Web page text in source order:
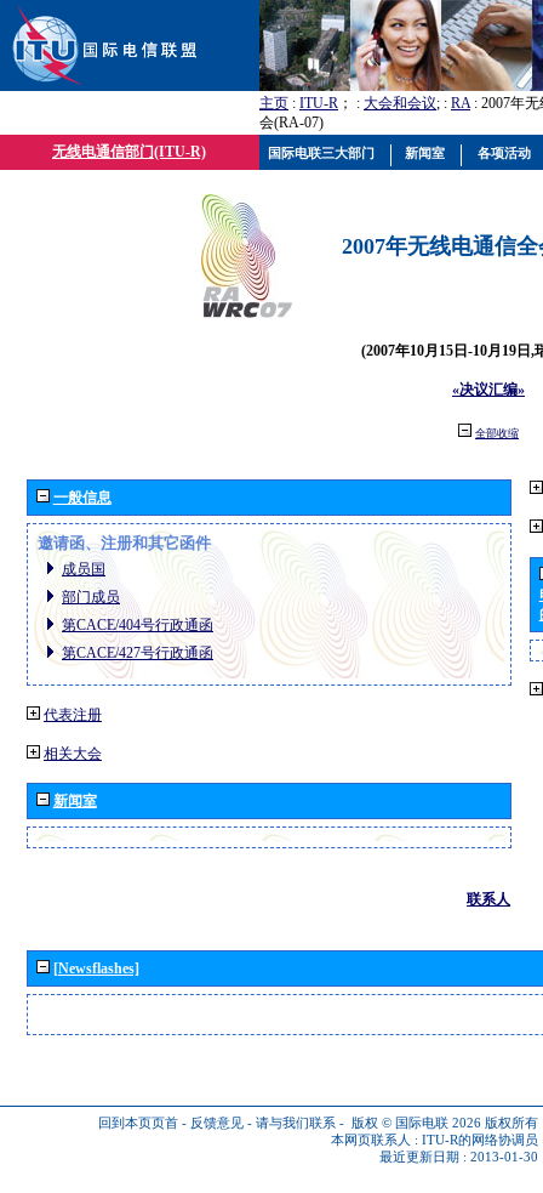
主页 : ITU-R ； : 大会和会议; : RA: 2007年
会(RA-07)
无线电通信部门(ITU-R)
2007年无线电通信
(2007年10月15日-10月19日,
«决议汇编»
全部收缩
一般信息
邀请函、注册和其它函件
成员国
部门成员
第CACE/404号行政通函
第CACE/427号行政通函
代表注册
相关大会
新闻室
联系人
[Newsflashes]
回到本页页首 - 反馈意见 - 请与我们联系 - 版权 © 国际电联 2026 版权所有
本网页联系人 : ITU-R的网络协调员
最近更新日期 : 2013-01-30
国际电联三大部门 新闻室 各项活动